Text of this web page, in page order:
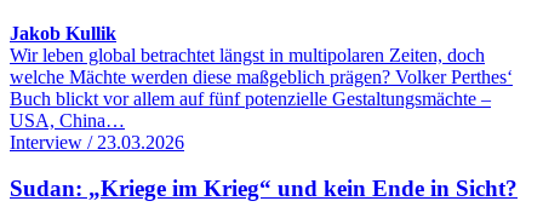
Jakob Kullik
Wir leben global betrachtet längst in multipolaren Zeiten, doch
welche Mächte werden diese maßgeblich prägen? Volker Perthes‘
Buch blickt vor allem auf fünf potenzielle Gestaltungsmächte –
USA, China…
Interview / 23.03.2026
Sudan: „Kriege im Krieg“ und kein Ende in Sicht?